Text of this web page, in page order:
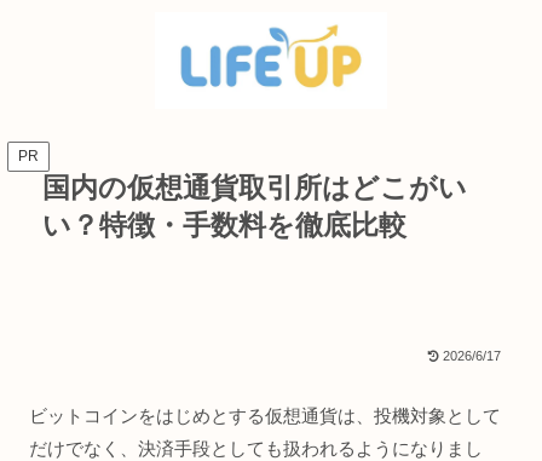
PR
国内の仮想通貨取引所はどこがい
い？特徴・手数料を徹底比較
2026/6/17
ビットコインをはじめとする仮想通貨は、投機対象として
だけでなく、決済手段としても扱われるようになりまし